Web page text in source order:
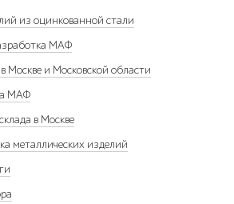
из оцинкованной стали
МАФ
Москве и Московской области
МАФ
в Москве
металлических изделий